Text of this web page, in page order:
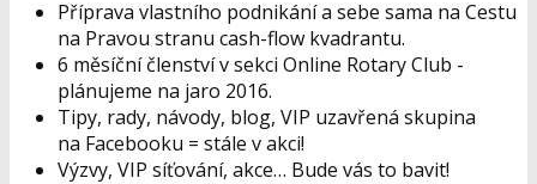
Příprava vlastního podnikání a sebe sama na Cestu
na Pravou stranu cash-flow kvadrantu.
6 měsíční členství v sekci Online Rotary Club -
plánujeme na jaro 2016.
Tipy, rady, návody, blog, VIP uzavřená skupina
na Facebooku = stále v akci!
Výzvy, VIP síťování, akce… Bude vás to bavit!